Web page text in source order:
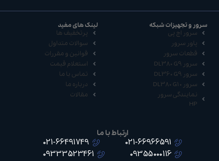
سرور و تجهیزات شبکه
سرور اچ پی
پاور سرور
قطعات سرور
سرور DL380 G9
سرور DL360 G9
سرور DL380 G10
نمایندگی سرور
HP
لینک های مفید
پرتخفیف ها
سوالات متداول
قوانین و مقررات
استعلام قیمت
تماس با ما
درباره ما
مقالات
ارتباط با ما
021-66966591
021-66491749
09355000116
09333523461